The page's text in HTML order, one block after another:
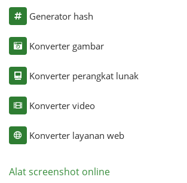
Generator hash
Konverter gambar
Konverter perangkat lunak
Konverter video
Konverter layanan web
Alat screenshot online